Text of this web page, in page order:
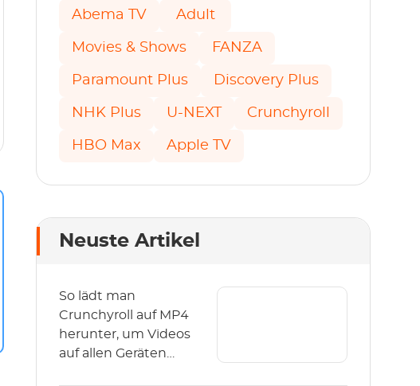
Abema TV Adult
Movies & Shows FANZA
Paramount Plus Discovery Plus
NHK Plus U-NEXT Crunchyroll
HBO Max Apple TV
Neuste Artikel
So lädt man
Crunchyroll auf MP4
herunter, um Videos
auf allen Geräten